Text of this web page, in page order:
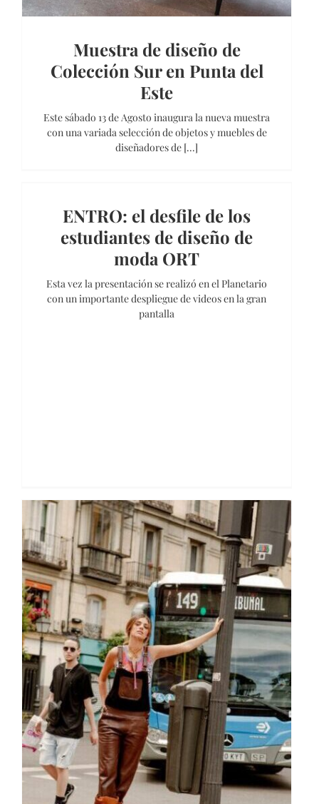
Muestra de diseño de
Colección Sur en Punta del
Este
Este sábado 13 de Agosto inaugura la nueva muestra
con una variada selección de objetos y muebles de
diseñadores de [...]
ENTRO: el desfile de los
estudiantes de diseño de
moda ORT
Esta vez la presentación se realizó en el Planetario
con un importante despliegue de videos en la gran
pantalla